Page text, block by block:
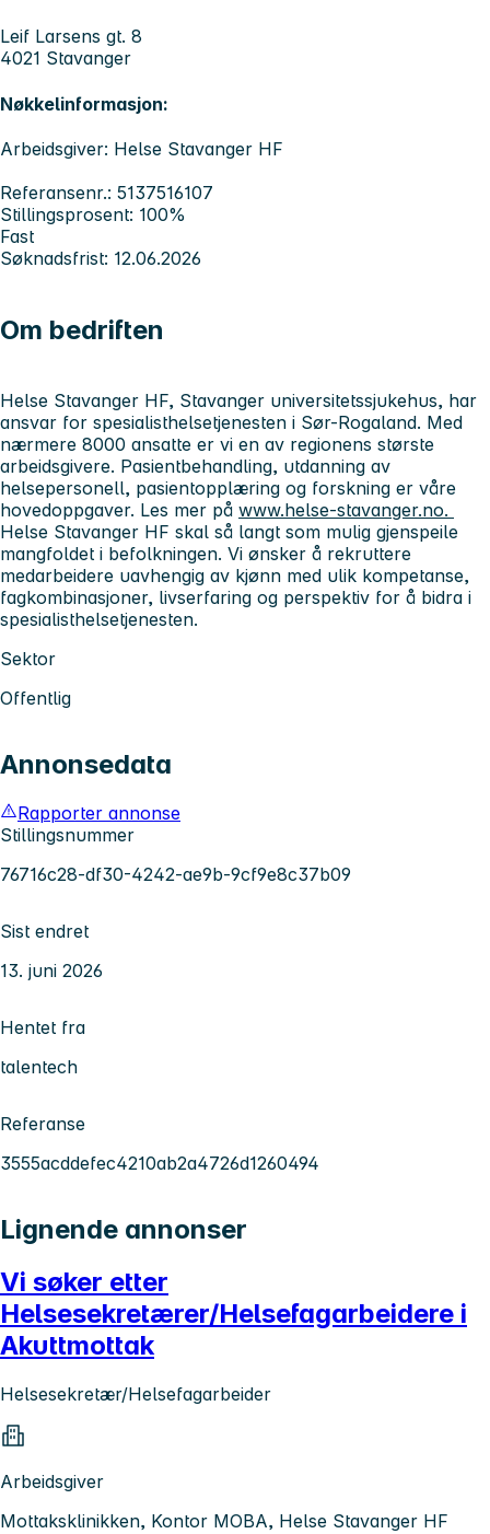
Leif Larsens gt. 8
4021 Stavanger
Nøkkelinformasjon:
Arbeidsgiver: Helse Stavanger HF
Referansenr.: 5137516107
Stillingsprosent: 100%
Fast
Søknadsfrist: 12.06.2026
Om bedriften
Helse Stavanger HF, Stavanger universitetssjukehus, har
ansvar for spesialisthelsetjenesten i Sør-Rogaland. Med
nærmere 8000 ansatte er vi en av regionens største
arbeidsgivere. Pasientbehandling, utdanning av
helsepersonell, pasientopplæring og forskning er våre
hovedoppgaver. Les mer på www.helse-stavanger.no.
Helse Stavanger HF skal så langt som mulig gjenspeile
mangfoldet i befolkningen. Vi ønsker å rekruttere
medarbeidere uavhengig av kjønn med ulik kompetanse,
fagkombinasjoner, livserfaring og perspektiv for å bidra i
spesialisthelsetjenesten.
Sektor
Offentlig
Annonsedata
Rapporter annonse
Stillingsnummer
76716c28-df30-4242-ae9b-9cf9e8c37b09
Sist endret
13. juni 2026
Hentet fra
talentech
Referanse
3555acddefec4210ab2a4726d1260494
Lignende annonser
Vi søker etter
Helsesekretærer/Helsefagarbeidere i
Akuttmottak
Helsesekretær/Helsefagarbeider
Arbeidsgiver
Mottaksklinikken, Kontor MOBA, Helse Stavanger HF